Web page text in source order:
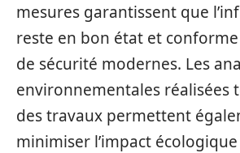
mesures garantissent que
reste en bon état et
de sécurité modernes. Les
environnementales réalisées
des travaux permettent
minimiser l’impact